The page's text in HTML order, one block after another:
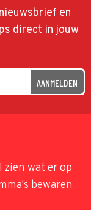
en
direct in jouw
AANMELDEN
zien wat er op
bewaren